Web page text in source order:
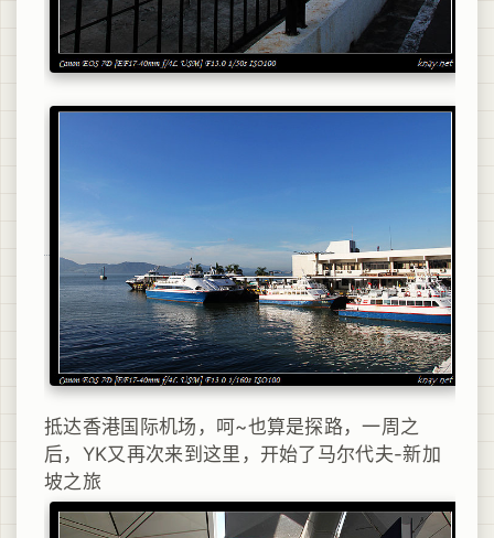
抵达香港国际机场，呵~也算是探路，一周之
后，YK又再次来到这里，开始了马尔代夫-新加
坡之旅